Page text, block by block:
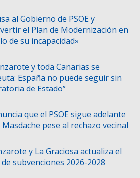
al Gobierno de PSOE y
el Plan de Modernización en
de su incapacidad»
y toda Canarias se
España no puede seguir sin
de Estado”
que el PSOE sigue adelante
pese al rechazo vecinal
y La Graciosa actualiza el
subvenciones 2026-2028